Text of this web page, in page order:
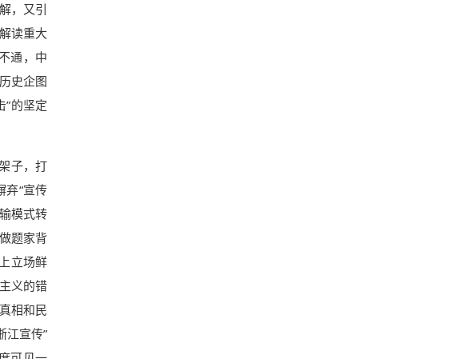
，又引
读重大
通，中
史企图
”的坚定
子，打
弃“宣传
模式转
题家背
立场鲜
义的错
相和民
江宣传”